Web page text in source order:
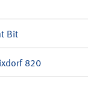
Bit
820